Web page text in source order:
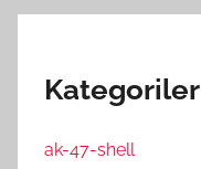
Kategoriler
ak-47-shell